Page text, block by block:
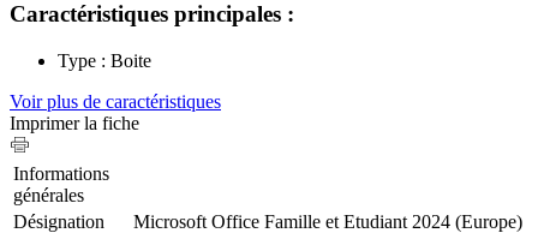
Caractéristiques principales :
Type : Boite
Voir plus de caractéristiques
Imprimer la fiche
Informations
générales
Désignation
Microsoft Office Famille et Etudiant 2024 (Europe)